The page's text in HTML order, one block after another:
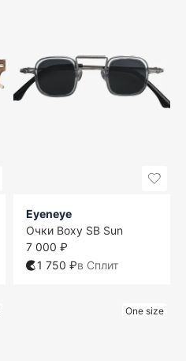
Eyeneye
Очки Boxy SB Sun
7 000 ₽
1 750 ₽в Сплит
One size